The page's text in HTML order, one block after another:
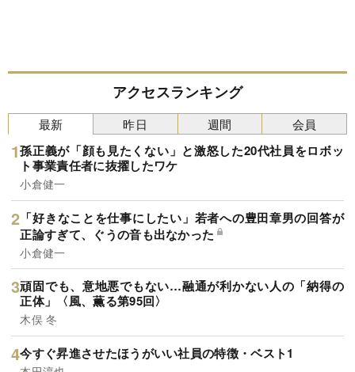
アクセスランキング
最新
孫正義が「顔も見たくない」と激怒した20代社員をロボッ
ト事業責任者に抜擢したワケ
小倉健一
「好きなことを仕事にしたい」若者への豊田章男の回答が
正論すぎて、ぐうの音も出なかった
小倉健一
頑固でも、意地悪でもない…融通が利かない人の「納得の
正体」〈風、薫る第95回〉
木俣 冬
今すぐ昇進させたほうがいい社員の特徴・ベスト1
昨日 週間 会員